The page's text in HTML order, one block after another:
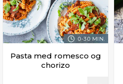
0-30 MIN.
Pasta med romesco og
chorizo